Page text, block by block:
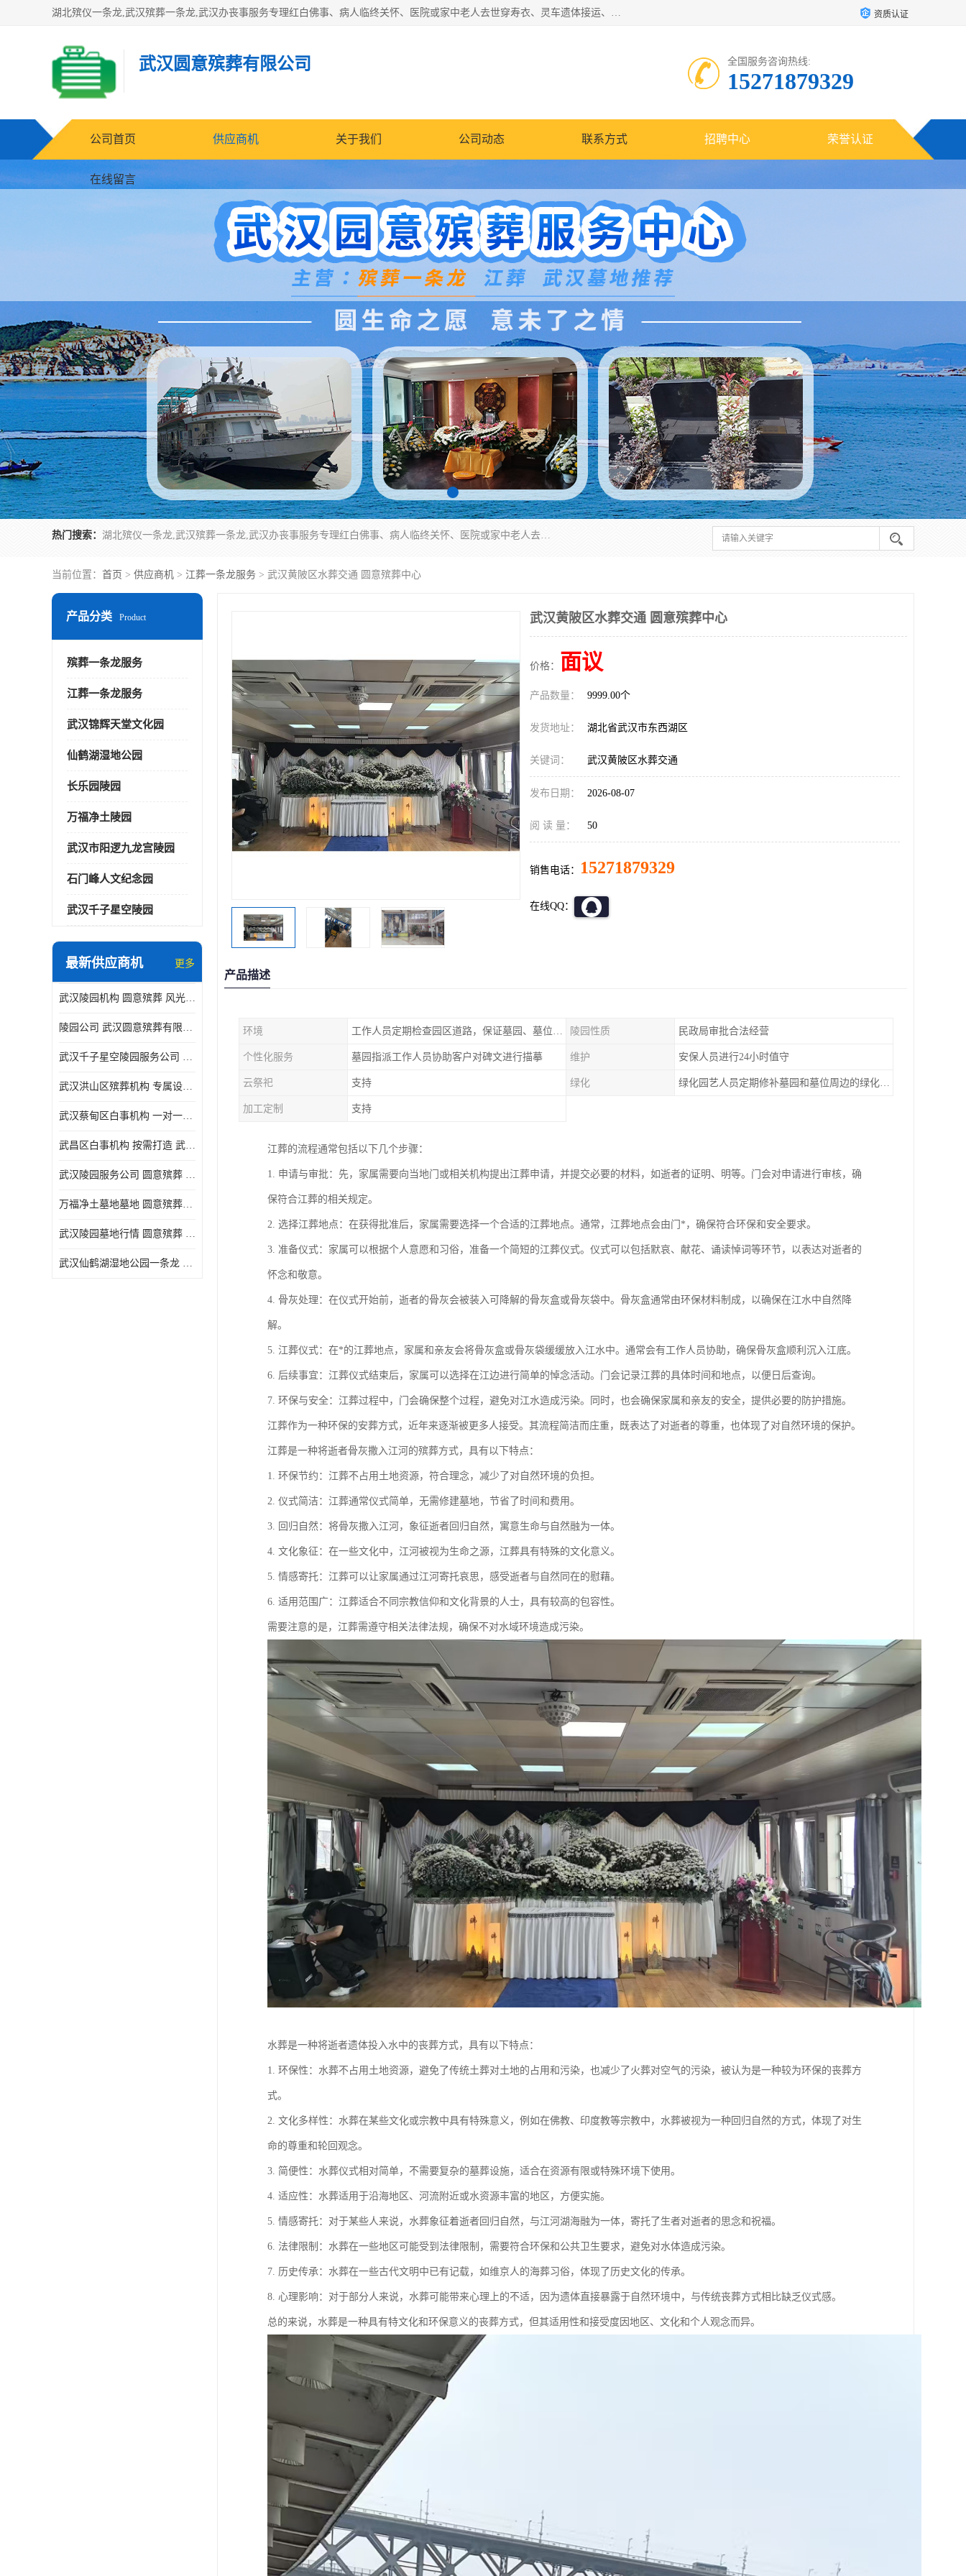
湖北殡仪一条龙,武汉殡葬一条龙,武汉办丧事服务专理红白佛事、病人临终关怀、医院或家中老人去世穿寿衣、灵车遗体接运、殡仪馆告别厅预约、办理火葬场手续、民俗丧事策划、遗体告别仪式、民俗礼仪服务、殡葬礼仪策划、陵园墓位导购、寺庙塔位择吉、往生功德策划、民俗功德策划、异地殡葬礼仪服务、异地骨灰接送返乡 资质认证
武汉圆意殡葬有限公司 全国服务咨询热线:
15271879329
公司首页 供应商机 关于我们 公司动态 联系方式 招聘中心 荣誉认证
在线留言
热门搜索： 湖北殡仪一条龙,武汉殡葬一条龙,武汉办丧事服务专理红白佛事、病人临终关怀、医院或家中老人去世穿寿衣、灵车遗体接运、殡仪馆告别厅预约、办理火葬场手续、民俗丧事策划、遗体告别仪式、民俗礼仪服务、殡葬礼仪策划、陵园墓位导购、寺庙塔位择吉、往生功德策划、民俗功德策划、异地殡葬礼仪服务、异地骨灰接送返乡
当前位置： 首页 > 供应商机 > 江葬一条龙服务 > 武汉黄陂区水葬交通 圆意殡葬中心
产品分类 Product
殡葬一条龙服务
江葬一条龙服务
武汉锦辉天堂文化园
仙鹤湖湿地公园
长乐园陵园
万福净土陵园
武汉市阳逻九龙宫陵园
石门峰人文纪念园
武汉千子星空陵园
最新供应商机 更多
武汉陵园机构 圆意殡葬 风光秀丽
陵园公司 武汉圆意殡葬有限公司 精工细作
武汉千子星空陵园服务公司 圆意殡葬中心 环境优美
武汉洪山区殡葬机构 专属设计 圆意殡葬中心
武汉蔡甸区白事机构 一对一服务 圆意殡葬
武昌区白事机构 按需打造 武汉圆意殡葬有限公司
武汉陵园服务公司 圆意殡葬 景致雅致
万福净土墓地墓地 圆意殡葬中心 多种款式
武汉陵园墓地行情 圆意殡葬 快速匹配您的需求
武汉仙鹤湖湿地公园一条龙 多种款式
武汉黄陂区水葬交通 圆意殡葬中心
价格： 面议
产品数量： 9999.00个
发货地址： 湖北省武汉市东西湖区
关键词： 武汉黄陂区水葬交通
发布日期： 2026-08-07
阅 读 量： 50
销售电话： 15271879329
在线QQ：
产品描述
环境 工作人员定期检查园区道路，保证墓园、墓位间的道路便捷、平整 陵园性质 民政局审批合法经营
个性化服务 墓园指派工作人员协助客户对碑文进行描摹 维护 安保人员进行24小时值守
云祭祀 支持 绿化 绿化园艺人员定期修补墓园和墓位周边的绿化布置
加工定制 支持
江葬的流程通常包括以下几个步骤：
1. 申请与审批：先，家属需要向当地门或相关机构提出江葬申请，并提交必要的材料，如逝者的证明、明等。门会对申请进行审核，确
保符合江葬的相关规定。
2. 选择江葬地点：在获得批准后，家属需要选择一个合适的江葬地点。通常，江葬地点会由门*，确保符合环保和安全要求。
3. 准备仪式：家属可以根据个人意愿和习俗，准备一个简短的江葬仪式。仪式可以包括默哀、献花、诵读悼词等环节，以表达对逝者的
怀念和敬意。
4. 骨灰处理：在仪式开始前，逝者的骨灰会被装入可降解的骨灰盒或骨灰袋中。骨灰盒通常由环保材料制成，以确保在江水中自然降
解。
5. 江葬仪式：在*的江葬地点，家属和亲友会将骨灰盒或骨灰袋缓缓放入江水中。通常会有工作人员协助，确保骨灰盒顺利沉入江底。
6. 后续事宜：江葬仪式结束后，家属可以选择在江边进行简单的悼念活动。门会记录江葬的具体时间和地点，以便日后查询。
7. 环保与安全：江葬过程中，门会确保整个过程，避免对江水造成污染。同时，也会确保家属和亲友的安全，提供必要的防护措施。
江葬作为一种环保的安葬方式，近年来逐渐被更多人接受。其流程简洁而庄重，既表达了对逝者的尊重，也体现了对自然环境的保护。
江葬是一种将逝者骨灰撒入江河的殡葬方式，具有以下特点：
1. 环保节约：江葬不占用土地资源，符合理念，减少了对自然环境的负担。
2. 仪式简洁：江葬通常仪式简单，无需修建墓地，节省了时间和费用。
3. 回归自然：将骨灰撒入江河，象征逝者回归自然，寓意生命与自然融为一体。
4. 文化象征：在一些文化中，江河被视为生命之源，江葬具有特殊的文化意义。
5. 情感寄托：江葬可以让家属通过江河寄托哀思，感受逝者与自然同在的慰藉。
6. 适用范围广：江葬适合不同宗教信仰和文化背景的人士，具有较高的包容性。
需要注意的是，江葬需遵守相关法律法规，确保不对水域环境造成污染。
水葬是一种将逝者遗体投入水中的丧葬方式，具有以下特点：
1. 环保性：水葬不占用土地资源，避免了传统土葬对土地的占用和污染，也减少了火葬对空气的污染，被认为是一种较为环保的丧葬方
式。
2. 文化多样性：水葬在某些文化或宗教中具有特殊意义，例如在佛教、印度教等宗教中，水葬被视为一种回归自然的方式，体现了对生
命的尊重和轮回观念。
3. 简便性：水葬仪式相对简单，不需要复杂的墓葬设施，适合在资源有限或特殊环境下使用。
4. 适应性：水葬适用于沿海地区、河流附近或水资源丰富的地区，方便实施。
5. 情感寄托：对于某些人来说，水葬象征着逝者回归自然，与江河湖海融为一体，寄托了生者对逝者的思念和祝福。
6. 法律限制：水葬在一些地区可能受到法律限制，需要符合环保和公共卫生要求，避免对水体造成污染。
7. 历史传承：水葬在一些古代文明中已有记载，如维京人的海葬习俗，体现了历史文化的传承。
8. 心理影响：对于部分人来说，水葬可能带来心理上的不适，因为遗体直接暴露于自然环境中，与传统丧葬方式相比缺乏仪式感。
总的来说，水葬是一种具有特文化和环保意义的丧葬方式，但其适用性和接受度因地区、文化和个人观念而异。